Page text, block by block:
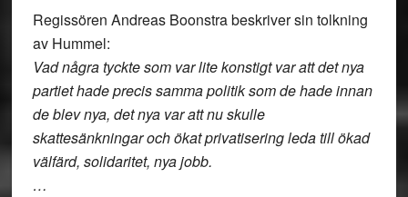
Regissören Andreas Boonstra beskriver sin tolkning
av Hummel:
Vad några tyckte som var lite konstigt var att det nya
partiet hade precis samma politik som de hade innan
de blev nya, det nya var att nu skulle
skattesänkningar och ökat privatisering leda till ökad
välfärd, solidaritet, nya jobb.
…